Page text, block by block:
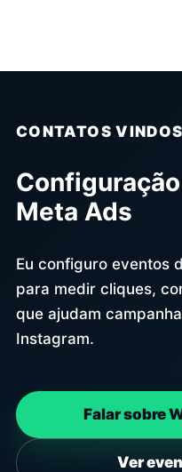
CONTATOS
Meta Ads
Eu configuro eventos
para medir cliques,
que ajudam
Instagram.
Falar sobre
Ver